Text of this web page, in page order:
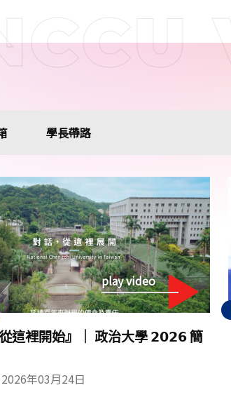
學長帶路
play video
從這裡開始』│ 政治大學 𝟮𝟬𝟮𝟲 簡
年03月24日